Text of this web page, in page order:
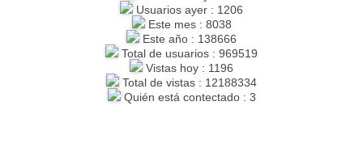
Usuarios ayer : 1206
Este mes : 8038
Este año : 138666
Total de usuarios : 969519
Vistas hoy : 1196
Total de vistas : 12188334
Quién está contectado : 3